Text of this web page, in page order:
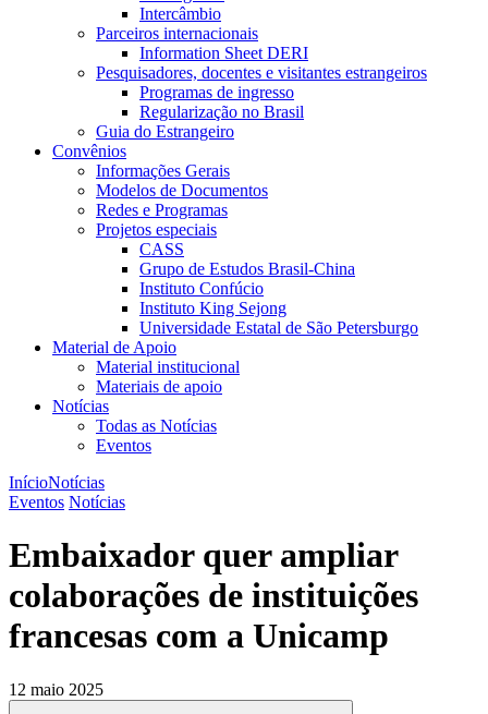
Intercâmbio
Parceiros internacionais
Information Sheet DERI
Pesquisadores, docentes e visitantes estrangeiros
Programas de ingresso
Regularização no Brasil
Guia do Estrangeiro
Convênios
Informações Gerais
Modelos de Documentos
Redes e Programas
Projetos especiais
CASS
Grupo de Estudos Brasil-China
Instituto Confúcio
Instituto King Sejong
Universidade Estatal de São Petersburgo
Material de Apoio
Material institucional
Materiais de apoio
Notícias
Todas as Notícias
Eventos
InícioNotícias
Eventos Notícias
Embaixador quer ampliar
colaborações de instituições
francesas com a Unicamp
12 maio 2025